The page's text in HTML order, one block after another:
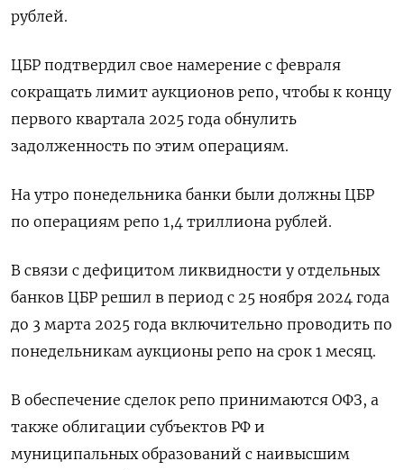
рублей.
ЦБР подтвердил свое намерение с февраля
сокращать лимит аукционов репо, чтобы к концу
первого квартала 2025 года обнулить
задолженность по этим операциям.
На утро понедельника банки были должны ЦБР
по операциям репо 1,4 триллиона рублей.
В связи с дефицитом ликвидности у отдельных
банков ЦБР решил в период с 25 ноября 2024 года
до 3 марта 2025 года включительно проводить по
понедельникам аукционы репо на срок 1 месяц.
В обеспечение сделок репо принимаются ОФЗ, а
также облигации субъектов РФ и
муниципальных образований с наивысшим